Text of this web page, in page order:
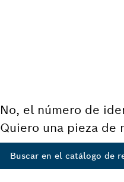
No, el número de
Quiero una pieza de
Buscar en el catálogo de